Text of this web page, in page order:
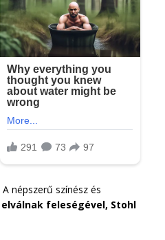
A népszerű színész és
elválnak feleségével, Stohl